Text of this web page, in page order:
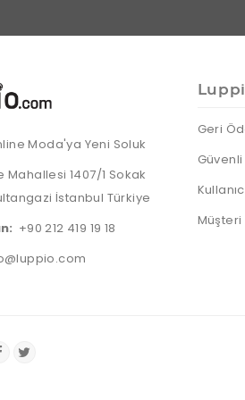
Moda'ya Yeni Soluk
Mahallesi 1407/1 Sokak
İstanbul Türkiye
+90 212 419 19 18
Geri
Güvenli
Müşteri